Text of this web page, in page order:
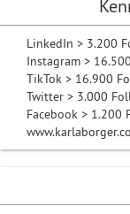
LinkedIn > 3.200
Instagram >
TikTok > 16.900
Twitter > 3.000
Facebook > 1.200